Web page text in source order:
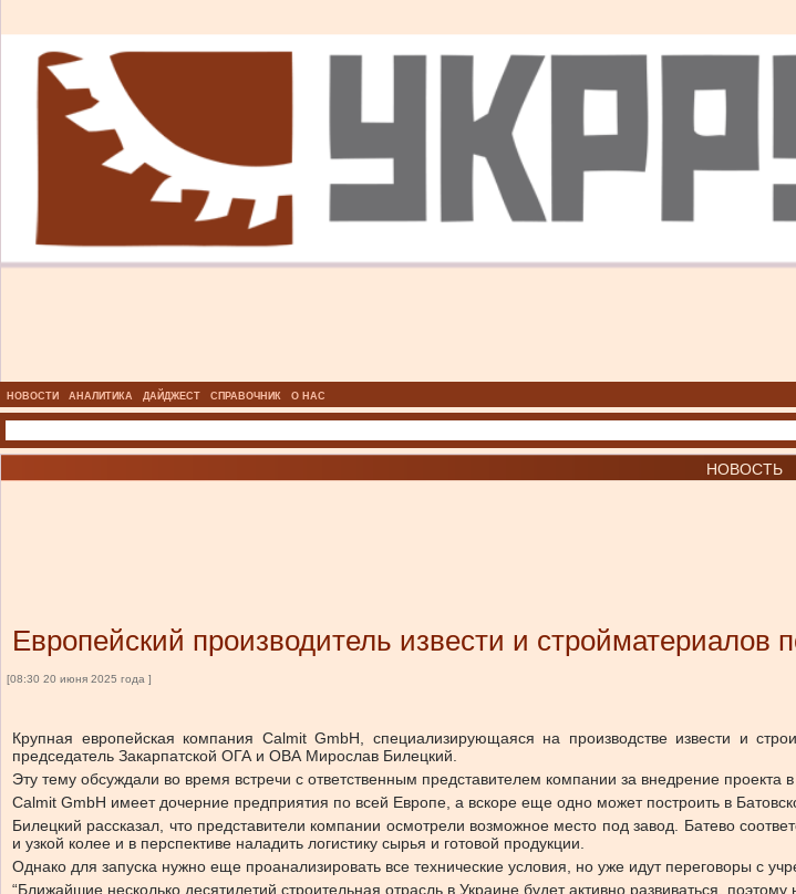
НОВОСТИ АНАЛИТИКА ДАЙДЖЕСТ СПРАВОЧНИК О НАС
НОВОСТЬ
Европейский производитель извести и стройматериалов
[08:30 20 июня 2025 года ]
Крупная европейская компания Calmit GmbH, специализирующаяся на производстве извести и
председатель Закарпатской ОГА и ОВА Мирослав Билецкий.
Эту тему обсуждали во время встречи с ответственным представителем компании за внедрение проекта
Calmit GmbH имеет дочерние предприятия по всей Европе, а вскоре еще одно может построить в
Билецкий рассказал, что представители компании осмотрели возможное место под завод. Батево
и узкой колее и в перспективе наладить логистику сырья и готовой продукции.
Однако для запуска нужно еще проанализировать все технические условия, но уже идут переговоры с
“Ближайшие несколько десятилетий строительная отрасль в Украине будет активно развиваться,